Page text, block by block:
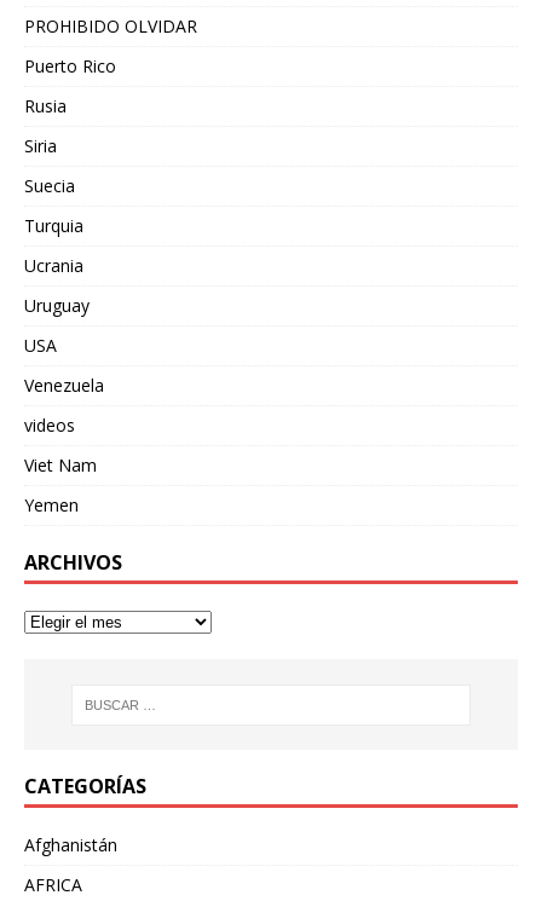
PROHIBIDO OLVIDAR
Puerto Rico
Rusia
Siria
Suecia
Turquia
Ucrania
Uruguay
USA
Venezuela
videos
Viet Nam
Yemen
ARCHIVOS
CATEGORÍAS
Afghanistán
AFRICA